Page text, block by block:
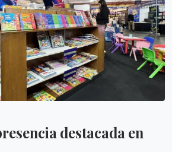
destacada en